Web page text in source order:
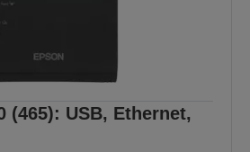
(465): USB, Ethernet,